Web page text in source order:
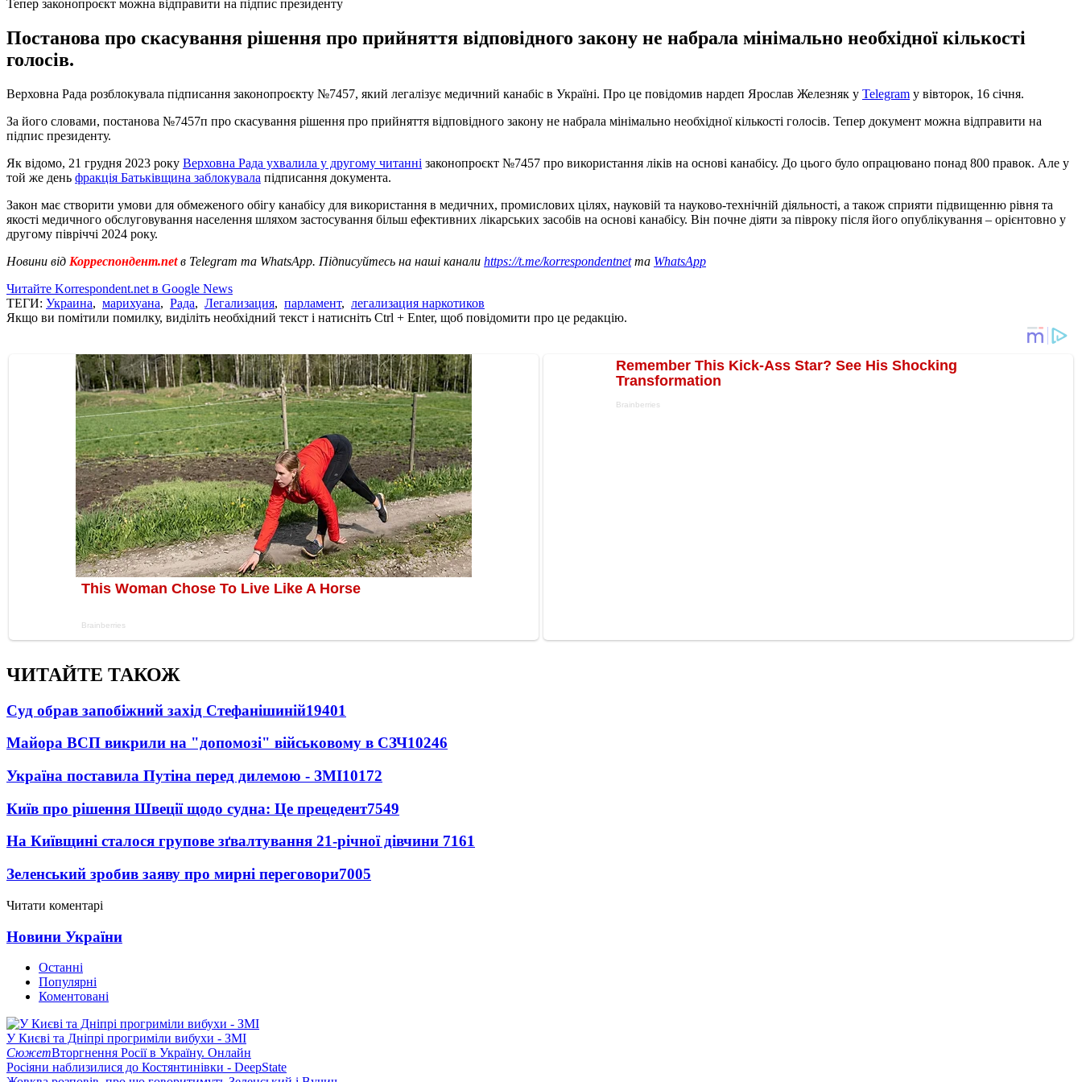
Тепер законопроєкт можна відправити на підпис президенту
Постанова про скасування рішення про прийняття відповідного закону не набрала мінімально необхідної кількості
голосів.
Верховна Рада розблокувала підписання законопроєкту №7457, який легалізує медичний канабіс в Україні. Про це повідомив нардеп Ярослав Железняк у Telegram у вівторок, 16 січня.
За його словами, постанова №7457п про скасування рішення про прийняття відповідного закону не набрала мінімально необхідної кількості голосів. Тепер документ можна відправити на
підпис президенту.
Як відомо, 21 грудня 2023 року Верховна Рада ухвалила у другому читанні законопроєкт №7457 про використання ліків на основі канабісу. До цього було опрацювано понад 800 правок. Але у
той же день фракція Батьківщина заблокувала підписання документа.
Закон має створити умови для обмеженого обігу канабісу для використання в медичних, промислових цілях, науковій та науково-технічній діяльності, а також сприяти підвищенню рівня та
якості медичного обслуговування населення шляхом застосування більш ефективних лікарських засобів на основі канабісу. Він почне діяти за півроку після його опублікування – орієнтовно у
другому півріччі 2024 року.
Новини від Корреспондент.netв Telegram та WhatsApp. Підписуйтесь на наші канали https://t.me/korrespondentnetта WhatsApp
Читайте Korrespondent.net в Google News
ТЕГИ: Украина, марихуана, Рада, Легализация, парламент, легализация наркотиков
Якщо ви помітили помилку, виділіть необхідний текст і натисніть Ctrl + Enter, щоб повідомити про це редакцію.
ЧИТАЙТЕ ТАКОЖ
Суд обрав запобіжний захід Стефанішиній19401
Майора ВСП викрили на "допомозі" військовому в СЗЧ10246
Україна поставила Путіна перед дилемою - ЗМІ10172
Київ про рішення Швеції щодо судна: Це прецедент7549
На Київщині сталося групове зґвалтування 21-річної дівчини 7161
Зеленський зробив заяву про мирні переговори7005
Читати коментарі
Новини України
Останні
Популярні
Коментовані
У Києві та Дніпрі прогриміли вибухи - ЗМІ
СюжетВторгнення Росії в Україну. Онлайн
Росіяни наблизилися до Костянтинівки - DeepState